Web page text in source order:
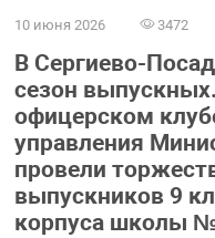
10 июня 2026 3472
В Сергиево-
сезон
офицерском
управления
провели
выпускников 9
корпуса школы